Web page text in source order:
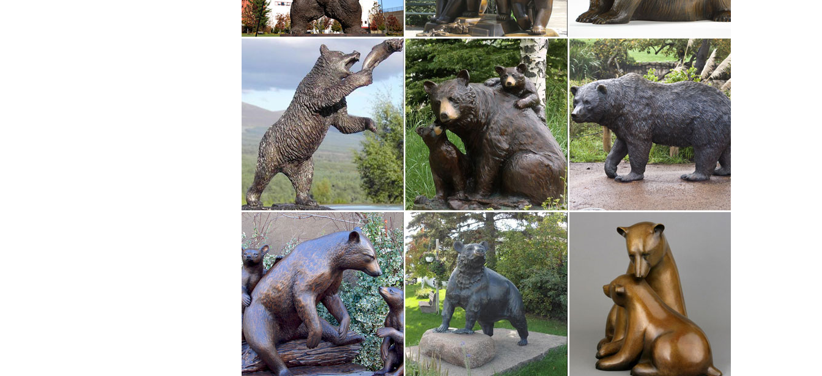
магазинах Чебоксар. Вы можете купить Фигурку в ведущих интернет магазинах в Чебоксарах.
Статуэтки: цены в Чебоксарах. Купить статуэтку в Чебоксарах.
Статуэтки: цены – минимальные в магазинах Чебоксар. Выбрать и купить статуэтку с доставкой в Чебоксары и
гарантией.Главная страница Всё для дома Декор, интерьер Статуэтки.
Статуэтки собак цены от 60.00 руб. Статуэтки собак купить…
Статуэтки собак, более 1216 моделей в каталоге. Статуэтки собак в Москве с быстрой доставкой по России, фото,
характеристики товара.Фигурка Декоративная "Собаки" 17*12см.
Мягкие игрушки собаки – купить в Чебоксарах в Дочки-Сыночки
Купите плюшевую собаку с бесплатной доставкой по Чебоксарам в интернет-магазине Дочки-Сыночки, цены от 126 руб., в
наличии 52Косметика Кремы Для купания Декоративная косметика Лосьоны/молочко Показать все.Музыкальные игрушки.
Символ года.
Статуэтки собак – купить в интернет-магазине Dommio
Пароль должен быть не менее 6 символов длиной.УвеличитьВ корзину Статуэтки собакФигурка декоративная собака 20*19
смвысота 12 см882 руб.То есть, купить статуэтки собак можно по разным поводам, главное, что сделать это теперь можно
быстро и удобно в…
Фигурки из стекла, собаки – символ 2018 года – купить…
Купить. в закладки. сравнение. Фигурка "Пес" №04-23ST.Шкатулки фбж. – символ 2018. С Видами Крыма.Декоративные
фонтаны. Деревянные панно. Дождевики.
Купить «Статуэтка ‘ Щеночек’» оптом со склада во Владивостоке
Быстрый заказ. Статуэтка собака с трясущей головой.Статуэтка собачка символ года 2018 "Пирожок цветной".Скрапбукинг и
Декупаж. Наборы. Бумага. Декупажные карты. Декоративные украшения.